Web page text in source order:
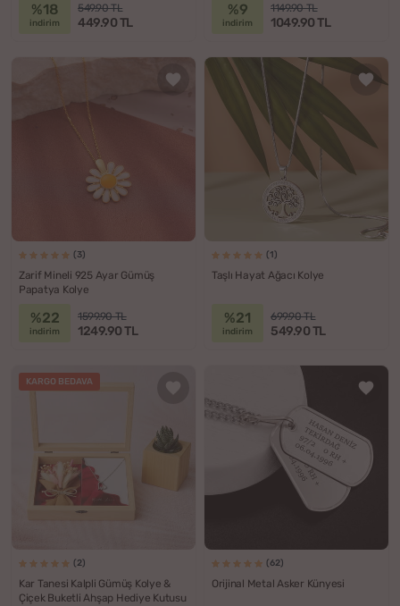
%18
indirim
549.90 TL
449.90 TL
%9
indirim
1149.90 TL
1049.90 TL
(3)
Zarif Mineli 925 Ayar Gümüş
Papatya Kolye
%22
indirim
1599.90 TL
1249.90 TL
(1)
Taşlı Hayat Ağacı Kolye
%21
indirim
699.90 TL
549.90 TL
KARGO BEDAVA
(2)
Kar Tanesi Kalpli Gümüş Kolye &
Çiçek Buketli Ahşap Hediye Kutusu
(62)
Orijinal Metal Asker Künyesi